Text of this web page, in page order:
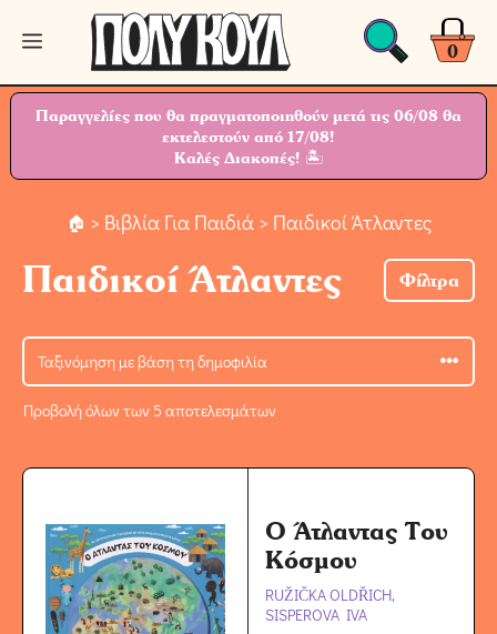
Μετάβαση
περιεχόμενο
0
Μενού
Παραγγελίες που θα πραγματοποιηθούν μετά τις 06/08 θα
εκτελεστούν από 17/08!
Καλές Διακοπές! 🏝
> Βιβλία Για Παιδιά> Παιδικοί Άτλαντες
Παιδικοί Άτλαντες Φίλτρα
Προβολή όλων των 5 αποτελεσμάτων
Ο Άτλαντας Του
Κόσμου
RUŽIČKA OLDŘICH,
SISPEROVA IVA